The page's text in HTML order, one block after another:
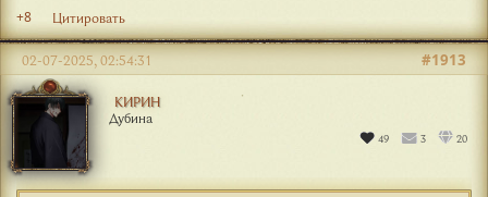
+8 Цитировать
КИРИН
Дубина
49 3 20
#1913
02-07-2025, 02:54:31